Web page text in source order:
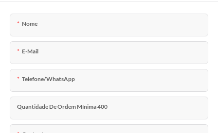
Nome
E-Mail
Telefone/WhatsApp
Quantidade De Ordem Mínima 400